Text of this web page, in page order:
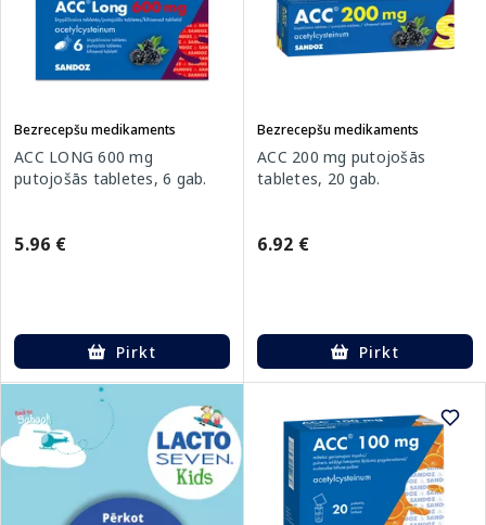
Bezrecepšu medikaments
ACC LONG 600 mg
putojošās tabletes, 6 gab.
5.96 €
Pirkt
Bezrecepšu medikaments
ACC 200 mg putojošās
tabletes, 20 gab.
6.92 €
Pirkt